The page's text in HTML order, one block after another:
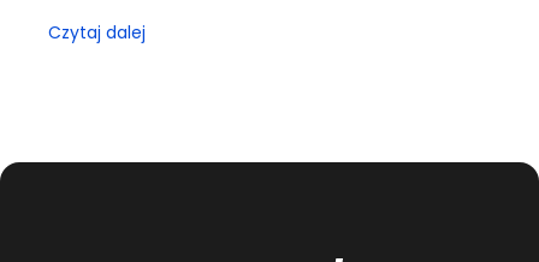
Czytaj dalej